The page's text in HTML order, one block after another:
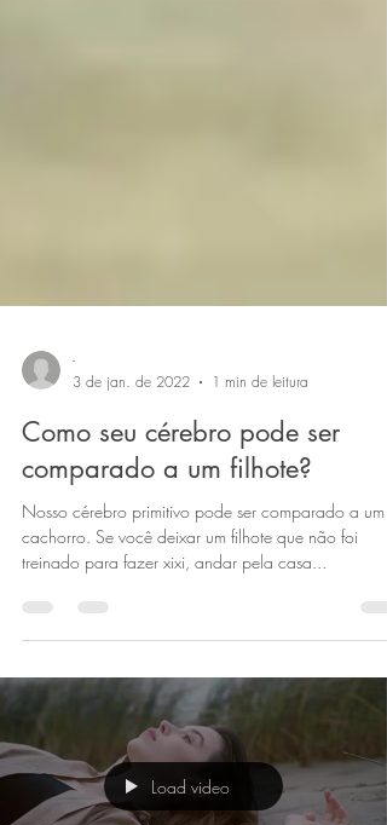
3 de jan. de 2022
1 min de leitura
Como seu cérebro pode ser
comparado a um filhote?
Nosso cérebro primitivo pode ser comparado a um
treinado para fazer xixi, andar pela casa...